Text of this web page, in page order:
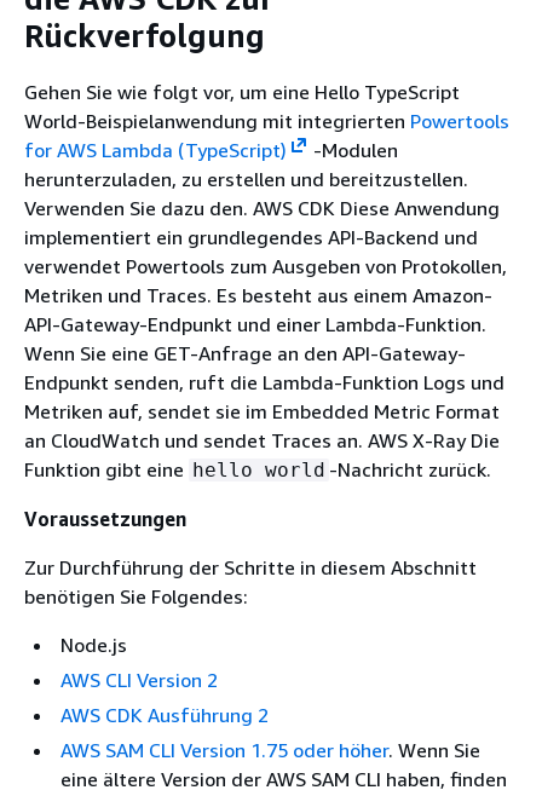
Rückverfolgung
Gehen Sie wie folgt vor, um eine Hello TypeScript
World-Beispielanwendung mit integrierten Powertools
for AWS Lambda (TypeScript)
-Modulen
herunterzuladen, zu erstellen und bereitzustellen.
Verwenden Sie dazu den. AWS CDK Diese Anwendung
implementiert ein grundlegendes API-Backend und
verwendet Powertools zum Ausgeben von Protokollen,
Metriken und Traces. Es besteht aus einem Amazon-
API-Gateway-Endpunkt und einer Lambda-Funktion.
Wenn Sie eine GET-Anfrage an den API-Gateway-
Endpunkt senden, ruft die Lambda-Funktion Logs und
Metriken auf, sendet sie im Embedded Metric Format
an CloudWatch und sendet Traces an. AWS X-Ray Die
Funktion gibt eine hello world -Nachricht zurück.
Voraussetzungen
Zur Durchführung der Schritte in diesem Abschnitt
benötigen Sie Folgendes:
Node.js
AWS CLI Version 2
AWS CDK Ausführung 2
AWS SAM CLI Version 1.75 oder höher. Wenn Sie
eine ältere Version der AWS SAM CLI haben, finden